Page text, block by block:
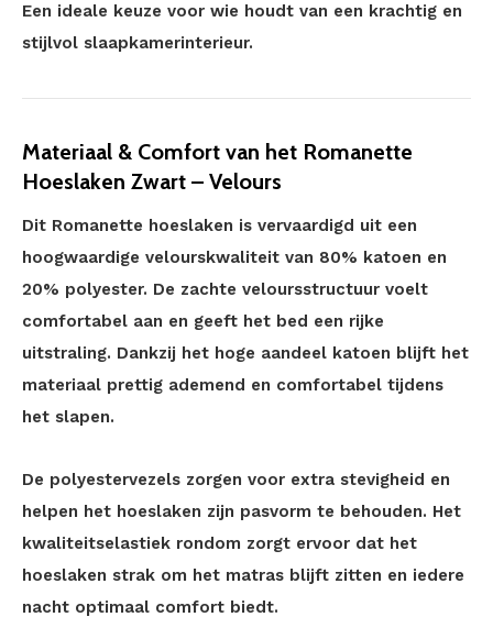
Een ideale keuze voor wie houdt van een krachtig en
stijlvol slaapkamerinterieur.
Materiaal & Comfort van het Romanette
Hoeslaken Zwart – Velours
Dit Romanette hoeslaken is vervaardigd uit een
hoogwaardige velourskwaliteit van 80% katoen en
20% polyester. De zachte veloursstructuur voelt
comfortabel aan en geeft het bed een rijke
uitstraling. Dankzij het hoge aandeel katoen blijft het
materiaal prettig ademend en comfortabel tijdens
het slapen.
De polyestervezels zorgen voor extra stevigheid en
helpen het hoeslaken zijn pasvorm te behouden. Het
kwaliteitselastiek rondom zorgt ervoor dat het
hoeslaken strak om het matras blijft zitten en iedere
nacht optimaal comfort biedt.